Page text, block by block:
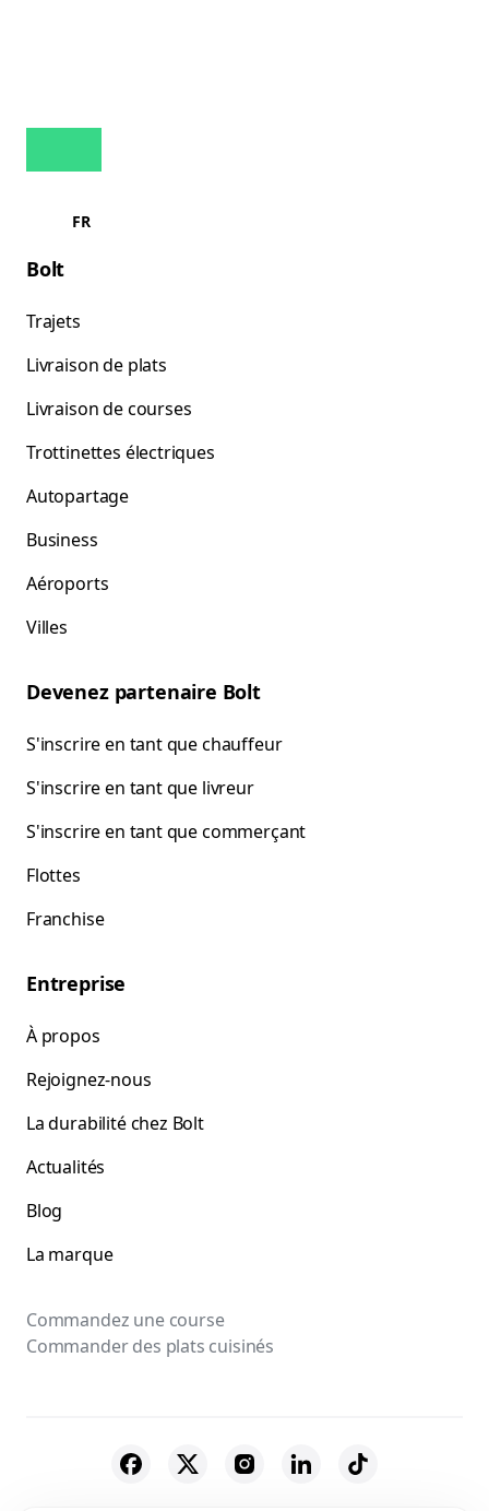
FR
Bolt
Trajets
Livraison de plats
Livraison de courses
Trottinettes électriques
Autopartage
Business
Aéroports
Villes
Devenez partenaire Bolt
S'inscrire en tant que chauffeur
S'inscrire en tant que livreur
S'inscrire en tant que commerçant
Flottes
Franchise
Entreprise
À propos
Rejoignez-nous
La durabilité chez Bolt
Actualités
Blog
La marque
Commandez une course
Commander des plats cuisinés